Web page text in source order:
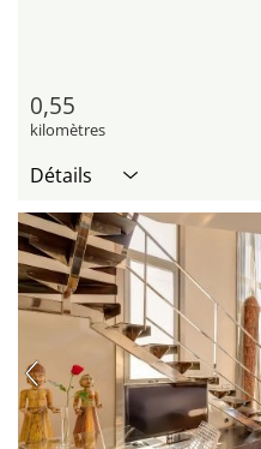
0,55
kilomètres
Détails